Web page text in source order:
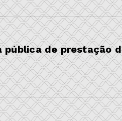
pública de prestação